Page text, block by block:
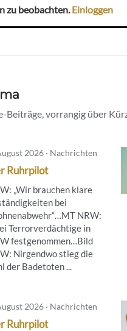
zu beobachten.Einloggen
Beiträge, vorrangig über
2026 · Nachrichten
Ruhrpilot
„Wir brauchen klare
bei
NRW:
Terrorverdächtige in
festgenommen…Bild
Nirgendwo stieg die
der Badetoten ...
2026 · Nachrichten
Ruhrpilot